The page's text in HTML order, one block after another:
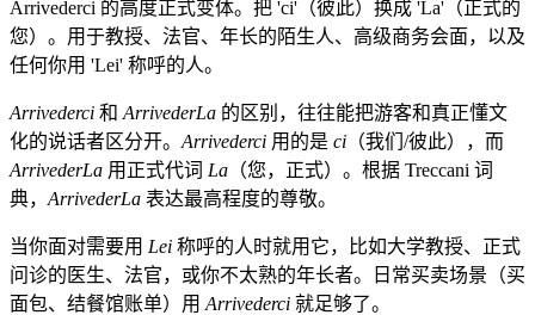
Arrivederci 的高度正式变体。把 'ci'（彼此）换成 'La'（正式的
您）。用于教授、法官、年长的陌生人、高级商务会面，以及
任何你用 'Lei' 称呼的人。
Arrivederci 和 ArrivederLa 的区别，往往能把游客和真正懂文
化的说话者区分开。 Arrivederci 用的是 ci （我们/彼此），而
ArrivederLa 用正式代词 La （您，正式）。根据 Treccani 词
典， ArrivederLa 表达最高程度的尊敬。
当你面对需要用 Lei 称呼的人时就用它，比如大学教授、正式
问诊的医生、法官，或你不太熟的年长者。日常买卖场景（买
面包、结餐馆账单）用 Arrivederci 就足够了。